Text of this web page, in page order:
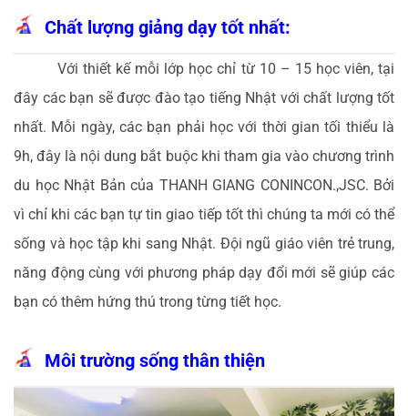
Chất lượng giảng dạy tốt nhất:
Với thiết kế mỗi lớp học chỉ từ 10 – 15 học viên, tại
đây các bạn sẽ được đào tạo tiếng Nhật với chất lượng tốt
nhất. Mỗi ngày, các bạn phải học với thời gian tối thiểu là
9h, đây là nội dung bắt buộc khi tham gia vào chương trình
du học Nhật Bản của THANH GIANG CONINCON.,JSC. Bởi
vì chỉ khi các bạn tự tin giao tiếp tốt thì chúng ta mới có thể
sống và học tập khi sang Nhật. Đội ngũ giáo viên trẻ trung,
năng động cùng với phương pháp dạy đổi mới sẽ giúp các
bạn có thêm hứng thú trong từng tiết học.
Môi trường sống thân thiện